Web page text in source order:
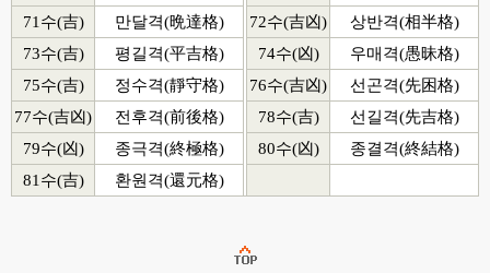
71수(吉)
만달격(晩達格) 72수(吉凶)
상반격(相半格)
73수(吉)
평길격(平吉格) 74수(凶)
우매격(愚昧格)
75수(吉)
정수격(靜守格) 76수(吉凶)
선곤격(先困格)
77수(吉凶)
전후격(前後格) 78수(吉)
선길격(先吉格)
79수(凶)
종극격(終極格) 80수(凶)
종결격(終結格)
81수(吉)
환원격(還元格)